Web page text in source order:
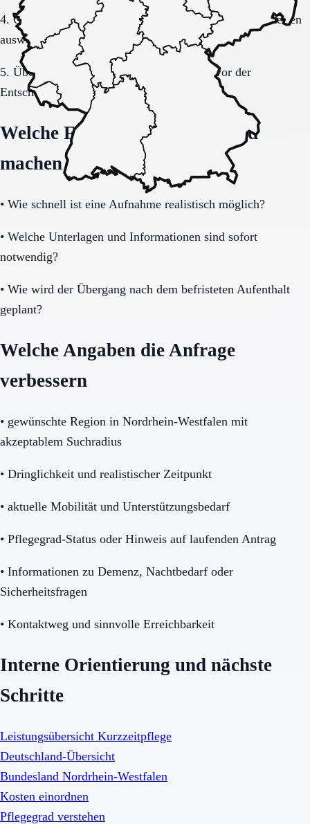
4. Gespräche und Besichtigungen mit festen Muss-Kriterien
auswerten.
5. Übergang, Kommunikation und Kosten vor der
Entscheidung vollständig klären.
Welche Fragen den Unterschied
machen
• Wie schnell ist eine Aufnahme realistisch möglich?
• Welche Unterlagen und Informationen sind sofort
notwendig?
• Wie wird der Übergang nach dem befristeten Aufenthalt
geplant?
Welche Angaben die Anfrage
verbessern
• gewünschte Region in Nordrhein-Westfalen mit
akzeptablem Suchradius
• Dringlichkeit und realistischer Zeitpunkt
• aktuelle Mobilität und Unterstützungsbedarf
• Pflegegrad-Status oder Hinweis auf laufenden Antrag
• Informationen zu Demenz, Nachtbedarf oder
Sicherheitsfragen
• Kontaktweg und sinnvolle Erreichbarkeit
Interne Orientierung und nächste
Schritte
Leistungsübersicht Kurzzeitpflege
Deutschland-Übersicht
Bundesland Nordrhein-Westfalen
Kosten einordnen
Pflegegrad verstehen